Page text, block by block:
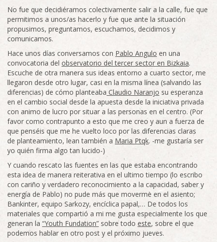
No fue que decidiéramos colectivamente salir a la calle, fue que
permitimos a unos/as hacerlo y fue que ante la situación
propusimos, preguntamos, escuchamos, decidimos y
comunicamos.
Hace unos días conversamos con Pablo Angulo en una
convocatoria del observatorio del tercer sector en Bizkaia.
Escuche de otra manera sus ideas entorno a cuarto sector, me
llegaron desde otro lugar, casi en la misma línea (salvando las
diferencias) de cómo planteaba Claudio Naranjo su esperanza
en el cambio social desde la apuesta desde la iniciativa privada
con animo de lucro por situar a las personas en el centro. (Por
favor como contrapunto a esto que me creo y aun a fuerza de
que penséis que me he vuelto loco por las diferencias claras
de planteamiento, lean también a Maria Ptqk. -me gustaría ser
yo quién firma algo tan lucido-)
Y cuando rescato las fuentes en las que estaba encontrando
esta idea de manera reiterativa en el ultimo tiempo (lo escribo
con cariño y verdadero reconocimiento a la capacidad, saber y
energía de Pablo) no pude más que moverme en el asiento;
Bankinter, equipo Sarkozy, encíclica papal,… De todos los
materiales que compartió a mi me gusta especialmente los que
generan la “Youth Fundation” sobre todo este, sobre el que
podemos hablar en otro post y el próximo jueves.